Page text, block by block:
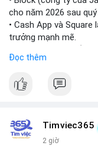
cơ điều chỉnh. Tránh
nhận đầy đủ dòng tiền.
#chuyenvilanh
cho năm 2026 sau
• Cash App và
trưởng mạnh mẽ.
quy trình phát triển
#block #fintech
#vlikevn #titanbot
Đọc thêm
Timviec365
2 giờ